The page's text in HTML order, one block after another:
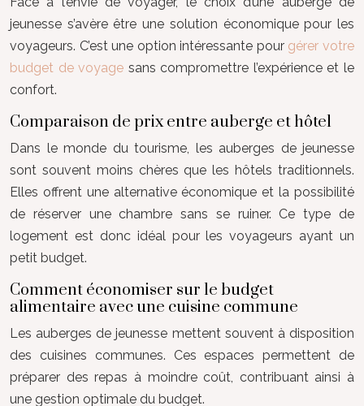
jeunesse s’avère être une solution économique pour les
voyageurs. C’est une option intéressante pour gérer votre
budget de voyage sans compromettre l’expérience et le
confort.
Comparaison de prix entre auberge et hôtel
Dans le monde du tourisme, les auberges de jeunesse
sont souvent moins chères que les hôtels traditionnels.
Elles offrent une alternative économique et la possibilité
de réserver une chambre sans se ruiner. Ce type de
logement est donc idéal pour les voyageurs ayant un
petit budget.
Comment économiser sur le budget
alimentaire avec une cuisine commune
Les auberges de jeunesse mettent souvent à disposition
des cuisines communes. Ces espaces permettent de
préparer des repas à moindre coût, contribuant ainsi à
une gestion optimale du budget.